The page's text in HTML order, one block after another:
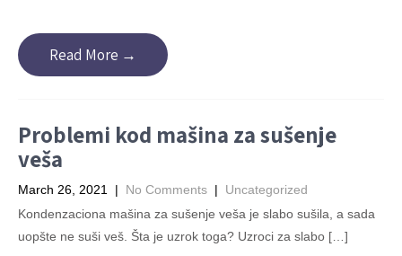
Read More →
Problemi kod mašina za sušenje
veša
March 26, 2021 | No Comments | Uncategorized
Kondenzaciona mašina za sušenje veša je slabo sušila, a sada
uopšte ne suši veš. Šta je uzrok toga? Uzroci za slabo […]